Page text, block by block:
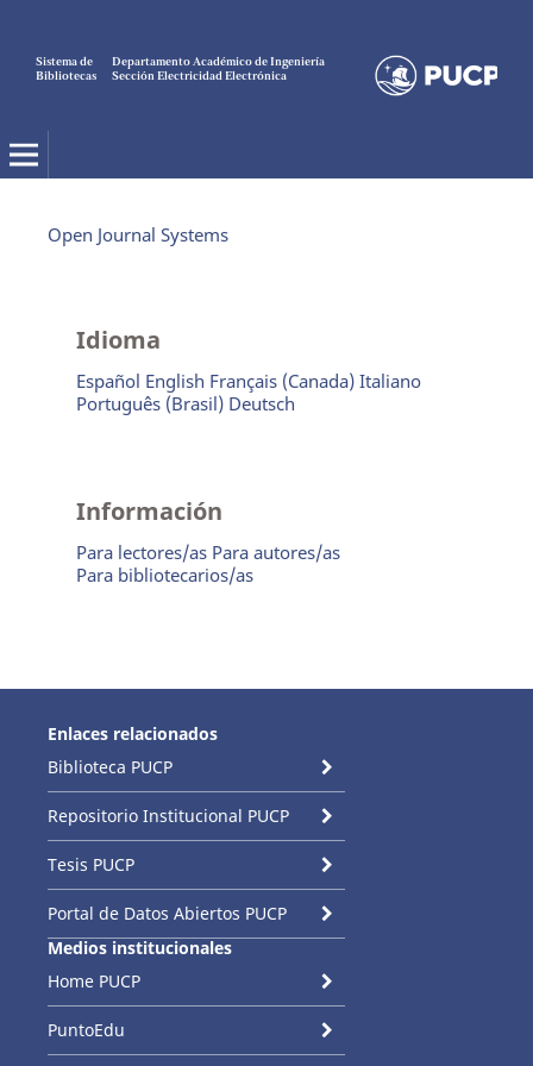
Sistema de
Bibliotecas
Departamento Académico de Ingeniería
Sección Electricidad Electrónica
Open Journal Systems
Idioma
Español English Français (Canada) Italiano
Português (Brasil) Deutsch
Información
Para lectores/as Para autores/as
Para bibliotecarios/as
Enlaces relacionados
Biblioteca PUCP
Repositorio Institucional PUCP
Tesis PUCP
Portal de Datos Abiertos PUCP
Medios institucionales
Home PUCP
PuntoEdu